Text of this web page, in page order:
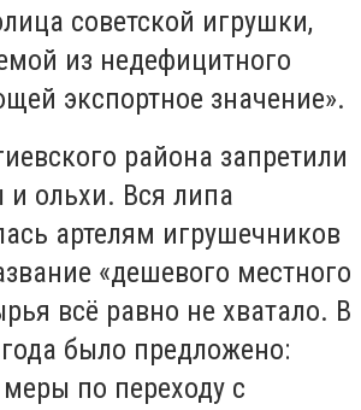
советской игрушки,
из недефицитного
экспортное значение».
района запретили
и ольхи. Вся липа
артелям игрушечников
«дешевого местного
всё равно не хватало. В
было предложено:
по переходу с